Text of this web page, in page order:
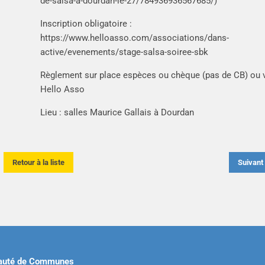
Inscription obligatoire :
https://www.helloasso.com/associations/dans-
active/evenements/stage-salsa-soiree-sbk
Règlement sur place espèces ou chèque (pas de CB) ou
Hello Asso
Lieu : salles Maurice Gallais à Dourdan
Retour à la liste Suivant
de Communes